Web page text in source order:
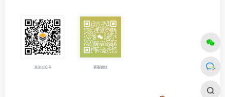
关注公众号 客服微信